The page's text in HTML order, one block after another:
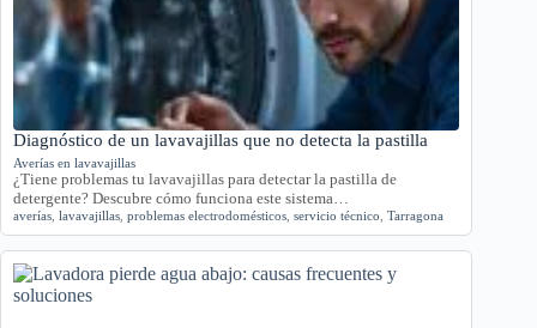
Diagnóstico de un lavavajillas que no detecta la pastilla
Averías en lavavajillas
¿Tiene problemas tu lavavajillas para detectar la pastilla de
detergente? Descubre cómo funciona este sistema…
averías lavavajillas problemas electrodomésticos servicio técnico Tarragona